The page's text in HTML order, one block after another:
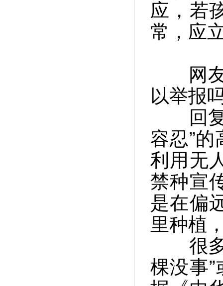
应，若
常，应
网友“
以举报
回复
容忍”
利用无
禁种宣
是在偏
里种植
很多
棵没事